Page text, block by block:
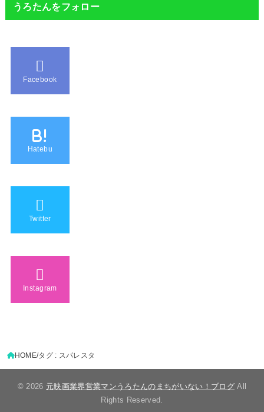
うろたんをフォロー
Facebook
B!
Hatebu
Twitter
Instagram
HOME タグ : スパレスタ
© 2026 元映画業界営業マンうろたんのまちがいない！ブログAll
Rights Reserved.